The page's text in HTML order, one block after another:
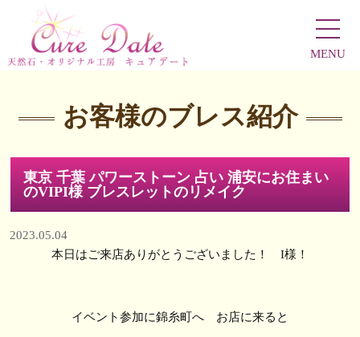
MENU
お客様のブレス紹介
東京 千葉 パワーストーン 占い 浦安にお住まい
のVIPI様 ブレスレットのリメイク
2023.05.04
本日はご来店ありがとうございました！ I様！
イベント参加に錦糸町へ お店に来ると